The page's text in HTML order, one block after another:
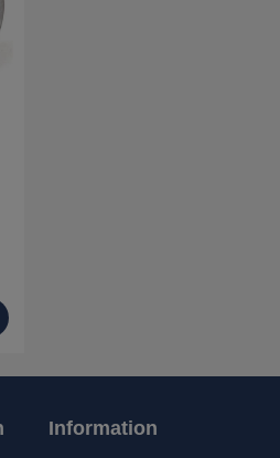
Information